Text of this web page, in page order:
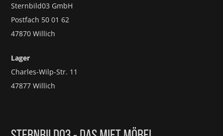
Sternbild03 GmbH
Postfach 50 01 62
47870 Willich
Lager
Charles-Wilp-Str. 11
47877 Willich